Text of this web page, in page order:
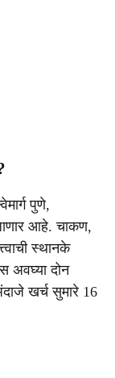
पुणे,
आहे. चाकण,
स्थानके
अवघ्या दोन
खर्च सुमारे 16